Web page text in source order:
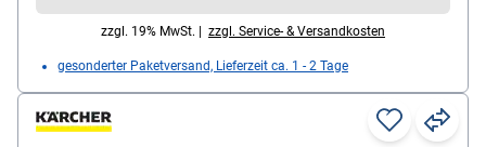
zzgl. 19% MwSt. | zzgl. Service- & Versandkosten
gesonderter Paketversand, Lieferzeit ca. 1 - 2 Tage